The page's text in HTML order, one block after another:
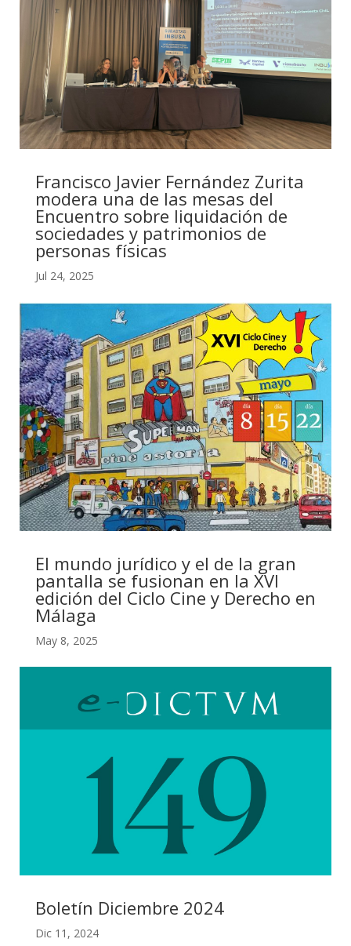
Francisco Javier Fernández Zurita
modera una de las mesas del
Encuentro sobre liquidación de
sociedades y patrimonios de
personas físicas
Jul 24, 2025
El mundo jurídico y el de la gran
pantalla se fusionan en la XVI
edición del Ciclo Cine y Derecho en
Málaga
May 8, 2025
Boletín Diciembre 2024
Dic 11, 2024